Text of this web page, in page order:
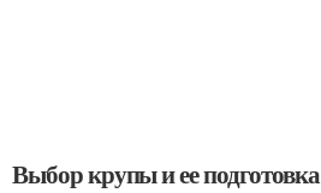
Выбор крупы и ее подготовка